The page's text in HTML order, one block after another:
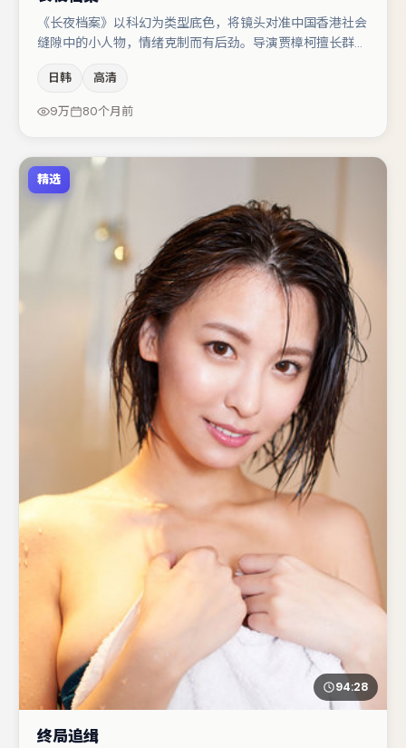
《长夜档案》以科幻为类型底色，将镜头对准中国香港社会
缝隙中的小人物，情绪克制而有后劲。导演贾樟柯擅长群戏
容包括木村拓哉、亚当·德赖弗、雷佳音等，角色动机前后
呼应，适合喜欢抠台词与伏笔的观众。整体完成度较高，适
合周末一口气追完。
日韩 高清
9万 80个月前
精选
94:28
终局追缉